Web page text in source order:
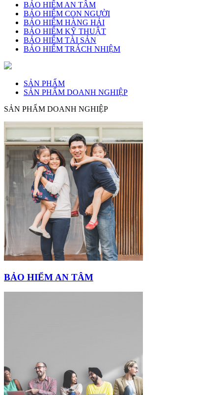
BẢO HIỂM AN TÂM
BẢO HIỂM CON NGƯỜI
BẢO HIỂM HÀNG HẢI
BẢO HIỂM KỸ THUẬT
BẢO HIỂM TÀI SẢN
BẢO HIỂM TRÁCH NHIỆM
SẢN PHẨM
SẢN PHẨM DOANH NGHIỆP
SẢN PHẨM DOANH NGHIỆP
BẢO HIỂM AN TÂM